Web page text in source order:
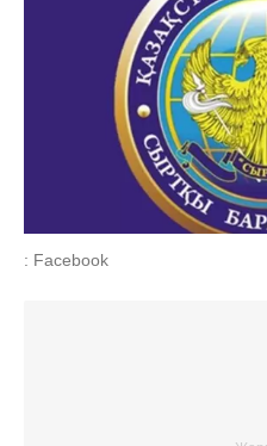
: Facebook